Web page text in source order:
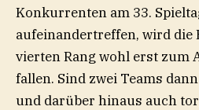
Konkurrenten am 33.
aufeinandertreffen, wird die
vierten Rang wohl erst zum
fallen. Sind zwei Teams
und darüber hinaus auch